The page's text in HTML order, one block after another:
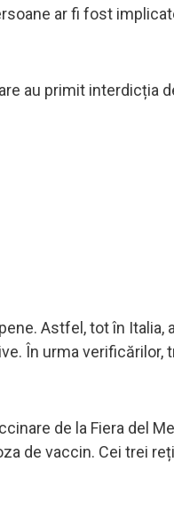
ar fi fost
au primit interdicția
Astfel, tot în Italia,
În urma verificărilor,
de la Fiera del
de vaccin. Cei trei